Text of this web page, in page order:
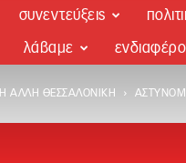
συνεντεύξεις
λάβαμε
Η ΆΛΛΗ ΘΕΣΣΑΛΟΝΊΚΗ